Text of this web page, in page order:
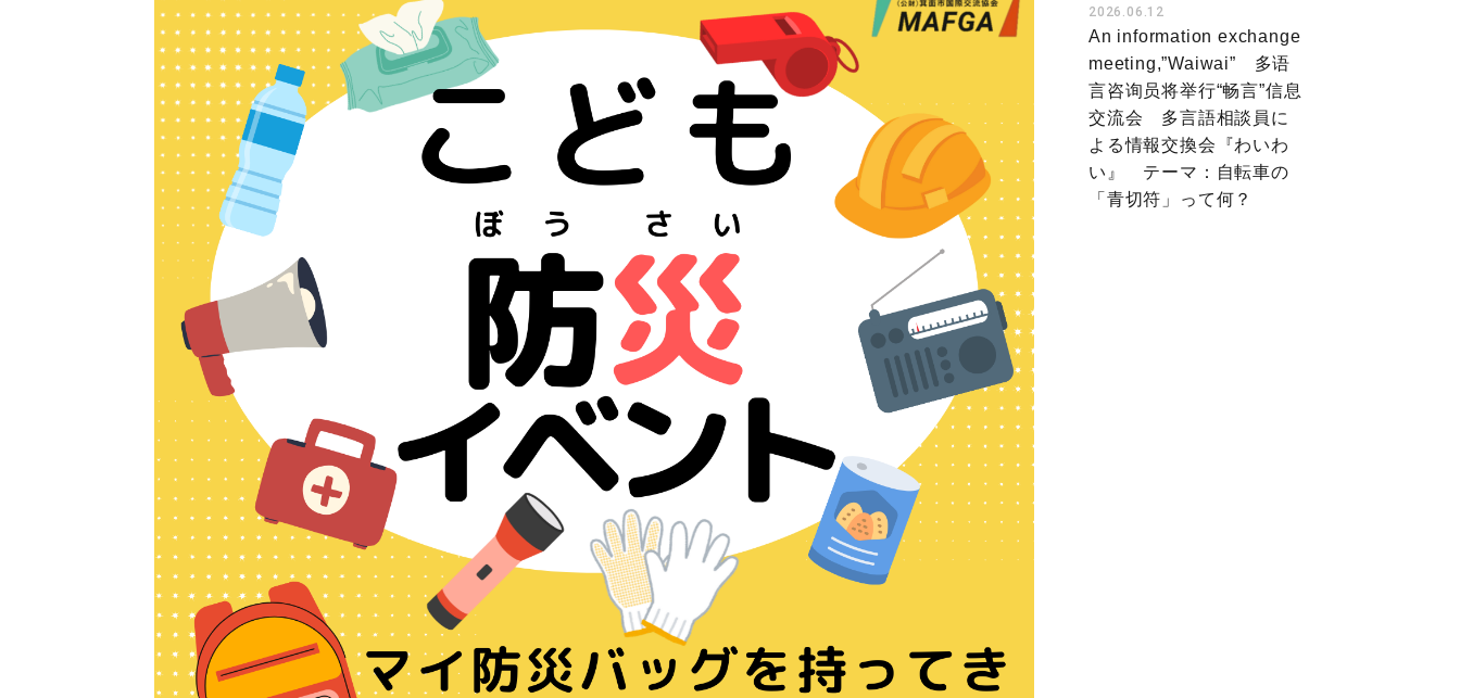
2026.06.12
An information exchange
meeting,”Waiwai” 多语
言咨询员将举行“畅言”信息
交流会 多言語相談員に
よる情報交換会『わいわ
い』 テーマ：自転車の
「青切符」って何？